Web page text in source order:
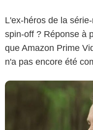
L'ex-héros de la
spin-off ? Réponse à
que Amazon Prime
n'a pas encore été